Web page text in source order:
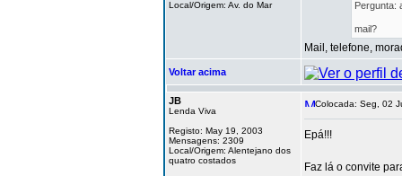
Local/Origem: Av. do Mar
Pergunta:
mail?
Mail, telefone,
Voltar acima
JB
Lenda Viva
Registo: May 19, 2003
Mensagens: 2309
Local/Origem: Alentejano dos
quatro costados
Colocada: Seg, 02
Epá!!!
Faz lá o convite